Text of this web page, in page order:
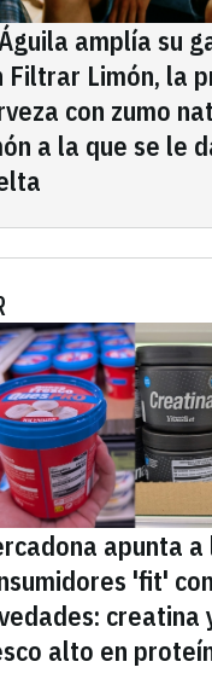
amplía su
Filtrar Limón, la
con zumo
a la que se le
apunta a
'fit'
creatina
alto en